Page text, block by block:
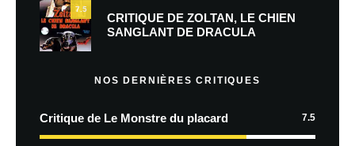
7.5
CRITIQUE DE ZOLTAN, LE CHIEN
SANGLANT DE DRACULA
NOS DERNIÈRES CRITIQUES
Critique de Le Monstre du placard 7.5